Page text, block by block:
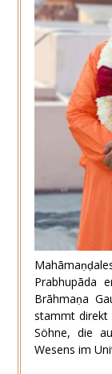
Prabhupāda
Brāhmaṇa
stammt direkt
Söhne, die
Wesens im